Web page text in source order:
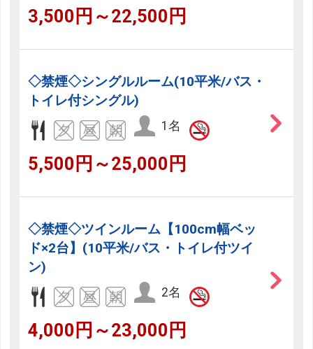
3,500円～22,500円
◇禁煙◇シングルルーム(10平米/バス・
トイレ付シングル)
1名
5,500円～25,000円
◇禁煙◇ツインルーム【100cm幅ベッ
ド×2台】(10平米/バス・トイレ付ツイ
ン)
2名
4,000円～23,000円
フリーセレクション・クーポンコードのご利用につ
フリーセレクションをご利用いただけない商品
JR回数券類、ギフト券、外国通貨、直接契約型宿泊プラン、土
産品、旅行積立商品、当社が指定した商品が利用できません。
フリーセレクション・クーポンコードをご利用いただけな
い商品
旅館・ホテルなど宿泊施設での現地支払いにはご利用いただけま
せん。